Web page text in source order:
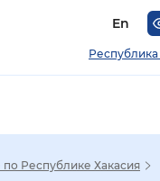
En
Республика
Республике Хакасия